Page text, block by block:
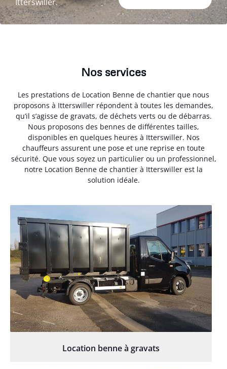
Itterswiller.
Nos services
Les prestations de Location Benne de chantier que nous
proposons à Itterswiller répondent à toutes les demandes,
qu’il s’agisse de gravats, de déchets verts ou de débarras.
Nous proposons des bennes de différentes tailles,
disponibles en quelques heures à Itterswiller. Nos
chauffeurs assurent une pose et une reprise en toute
sécurité. Que vous soyez un particulier ou un professionnel,
notre Location Benne de chantier à Itterswiller est la
solution idéale.
Location benne à gravats